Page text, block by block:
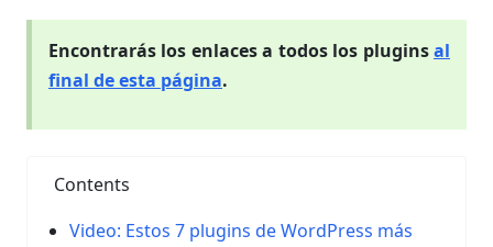
Encontrarás los enlaces a todos los pluginsal
final de esta página.
Contents
Video: Estos 7 plugins de WordPress más